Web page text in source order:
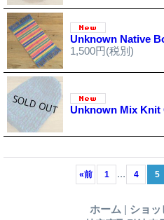
Unknown Native
1,500円(税別)
Unknown Mix Knit
«前 1 ... 4 5
ホーム | ショッ